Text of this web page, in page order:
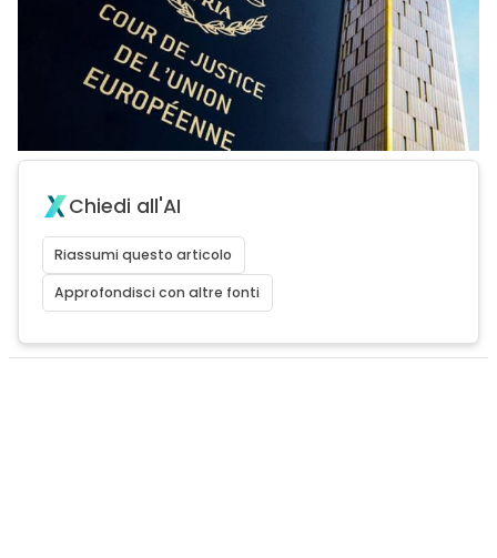
Chiedi all'AI
Riassumi questo articolo
Approfondisci con altre fonti